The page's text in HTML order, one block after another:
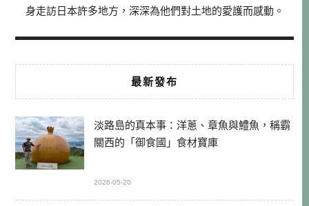
身走訪日本許多地方，深深為他們對土地的愛護而感動。
最新發布
淡路島的真本事：洋蔥、章魚與鱧魚，稱霸
關西的「御食國」食材寶庫
2026-05-20